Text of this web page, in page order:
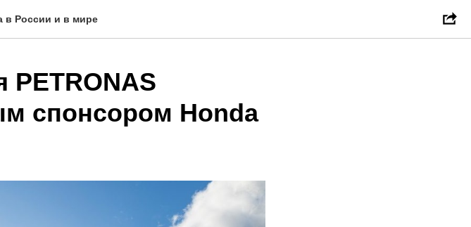
в России и в мире
PETRONAS
спонсором Honda